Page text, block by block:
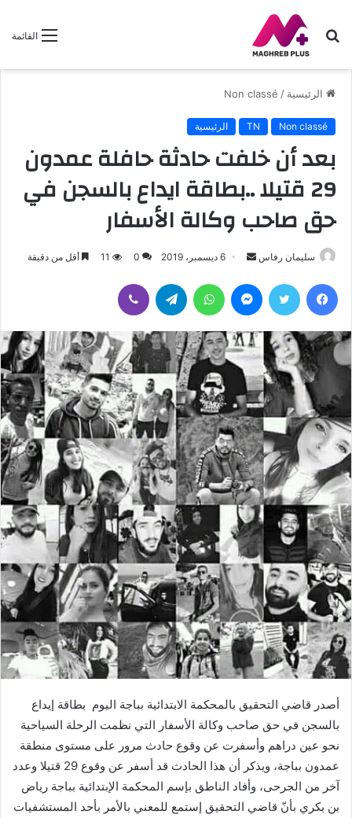
القائمة
بحث
عن
الرئيسية /
Non classé
Non classé
TN الرئيسية
بعد أن خلفت حادثة حافلة عمدون
29 قتيلا ..بطاقة ايداع بالسجن في
حق صاحب وكالة الأسفار
سليمان رفاس
س
ل
ب
ر
ي
د
ا
إ
ل
ك
ت
ر
و
ن
ي
6 ديسمبر، 2019 0
11 أقل من دقيقة
أصدر قاضي التحقيق بالمحكمة الابتدائية بباجة اليوم بطاقة إيداع
بالسجن في حق صاحب وكالة الأسفار التي نظمت الرحلة السياحية
نحو عين دراهم وأسفرت عن وقوع حادث مرور على مستوى منطقة
عمدون بباجة، ويذكر أن هذا الحادث قد أسفر عن وقوع 29 قتيلا وعدد
آخر من الجرحى، وأفاد الناطق بإسم المحكمة الإبتدائية بباجة رياض
بن بكري بأنّ قاضي التحقيق إستمع للمعني بالأمر بأحد المستشفيات